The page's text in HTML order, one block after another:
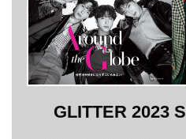
GLITTER 2023